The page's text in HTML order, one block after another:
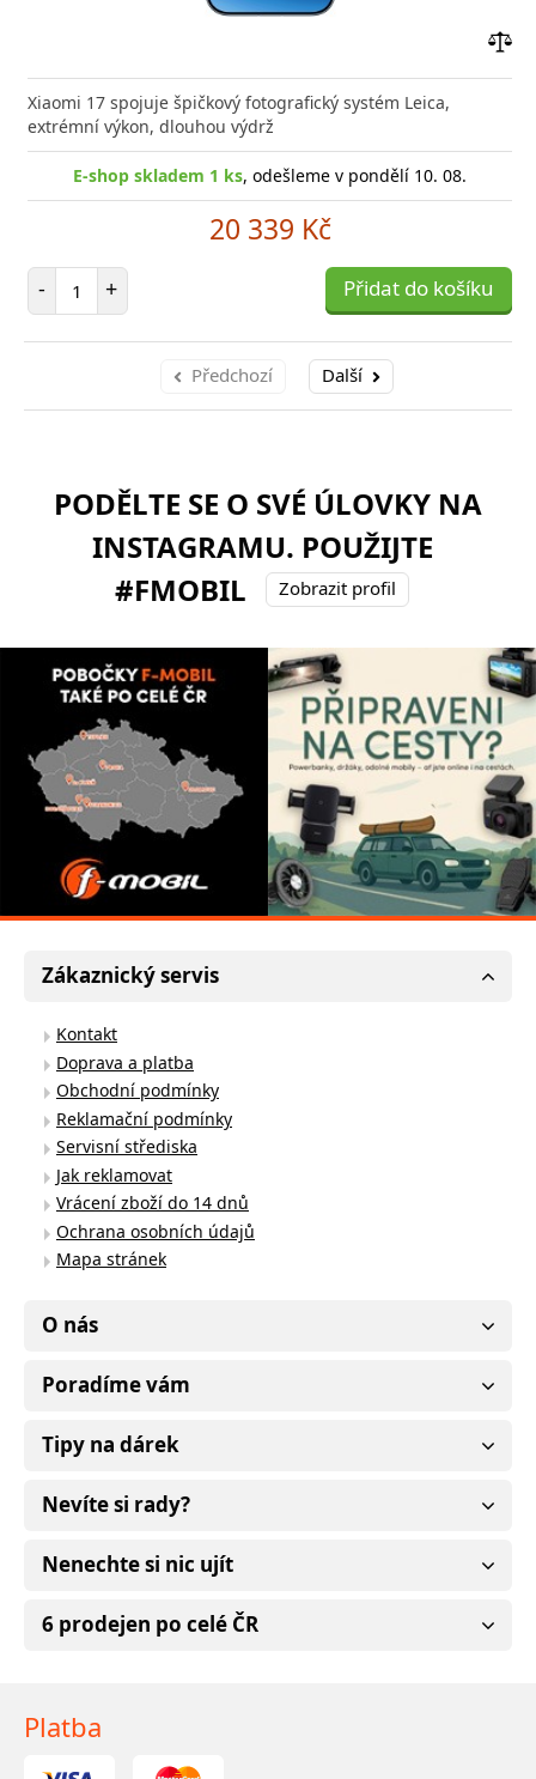
Xiaomi 17 spojuje špičkový fotografický systém Leica,
extrémní výkon, dlouhou výdrž
E-shop skladem 1 ks, odešleme v pondělí 10. 08.
20 339 Kč
- Počet položek
+ Přidat do košíku
Předchozí Další
PODĚLTE SE O SVÉ ÚLOVKY NA
INSTAGRAMU. POUŽIJTE
#FMOBIL
Zobrazit profil
Zákaznický servis
Kontakt
Doprava a platba
Obchodní podmínky
Reklamační podmínky
Servisní střediska
Jak reklamovat
Vrácení zboží do 14 dnů
Ochrana osobních údajů
Mapa stránek
O nás
Poradíme vám
Tipy na dárek
Nevíte si rady?
Nenechte si nic ujít
6 prodejen po celé ČR
Platba